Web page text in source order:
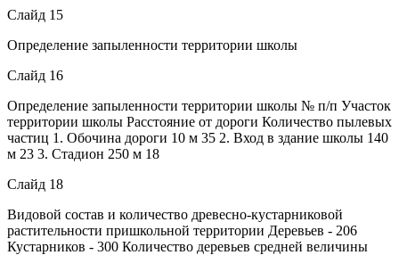
Слайд 15
Определение запыленности территории школы
Слайд 16
Определение запыленности территории школы № п/п Участок
территории школы Расстояние от дороги Количество пылевых
частиц 1. Обочина дороги 10 м 35 2. Вход в здание школы 140
м 23 3. Стадион 250 м 18
Слайд 18
Видовой состав и количество древесно-кустарниковой
растительности пришкольной территории Деревьев - 206
Кустарников - 300 Количество деревьев средней величины